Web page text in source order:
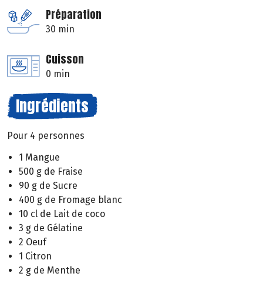
Préparation
30 min
Cuisson
0 min
Ingrédients
Pour 4 personnes
1 Mangue
500 g de Fraise
90 g de Sucre
400 g de Fromage blanc
10 cl de Lait de coco
3 g de Gélatine
2 Oeuf
1 Citron
2 g de Menthe